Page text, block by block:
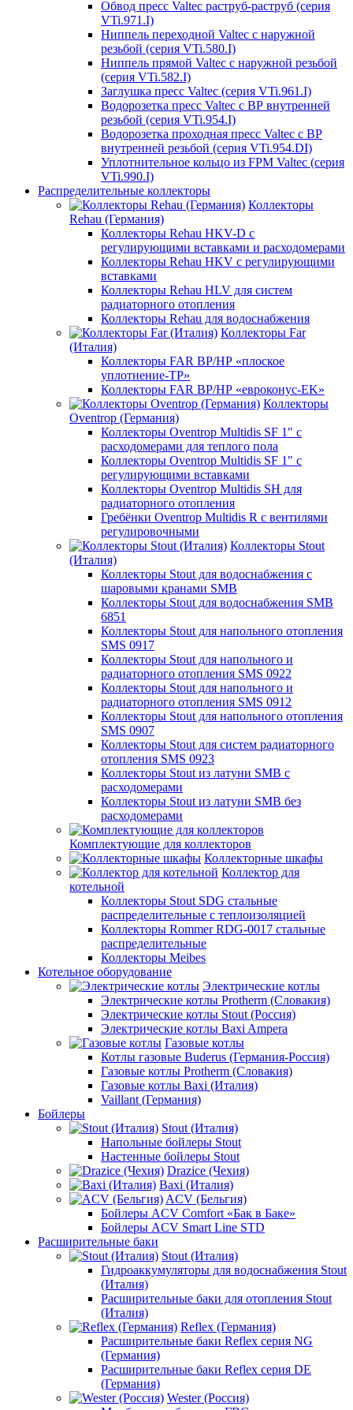
Обвод пресс Valtec раструб-раструб (серия
VTi.971.I)
Ниппель переходной Valtec с наружной
резьбой (серия VTi.580.I)
Ниппель прямой Valtec с наружной резьбой
(серия VTi.582.I)
Заглушка пресс Valtec (серия VTi.961.I)
Водорозетка пресс Valtec с ВР внутренней
резьбой (серия VTi.954.I)
Водорозетка проходная пресс Valtec с ВР
внутренней резьбой (серия VTi.954.DI)
Уплотнительное кольцо из FPM Valtec (серия
VTi.990.I)
Распределительные коллекторы
Коллекторы
Rehau (Германия)
Коллекторы Rehau HKV-D с
регулирующими вставками и расходомерами
Коллекторы Rehau HKV с регулирующими
вставками
Коллекторы Rehau HLV для систем
радиаторного отопления
Коллекторы Rehau для водоснабжения
Коллекторы Far
(Италия)
Коллекторы FAR ВР/НР «плоское
уплотнение-TP»
Коллекторы FAR ВР/НР «евроконус-EK»
Коллекторы
Oventrop (Германия)
Коллекторы Oventrop Multidis SF 1" с
расходомерами для теплого пола
Коллекторы Oventrop Multidis SF 1" с
регулирующими вставками
Коллекторы Oventrop Multidis SH для
радиаторного отопления
Гребёнки Oventrop Multidis R с вентилями
регулировочными
Коллекторы Stout
(Италия)
Коллекторы Stout для водоснабжения с
шаровыми кранами SMB
Коллекторы Stout для водоснабжения SMB
6851
Коллекторы Stout для напольного отопления
SMS 0917
Коллекторы Stout для напольного и
радиаторного отопления SMS 0922
Коллекторы Stout для напольного и
радиаторного отопления SMS 0912
Коллекторы Stout для напольного отопления
SMS 0907
Коллекторы Stout для систем радиаторного
отопления SMS 0923
Коллекторы Stout из латуни SMB с
расходомерами
Коллекторы Stout из латуни SMB без
расходомерами
Комплектующие для коллекторов
Коллекторные шкафы
Коллектор для
котельной
Коллекторы Stout SDG стальные
распределительные с теплоизоляцией
Коллекторы Rommer RDG-0017 стальные
распределительные
Коллекторы Meibes
Котельное оборудование
Электрические котлы
Электрические котлы Protherm (Словакия)
Электрические котлы Stout (Россия)
Электрические котлы Baxi Ampera
Газовые котлы
Котлы газовые Buderus (Германия-Россия)
Газовые котлы Protherm (Словакия)
Газовые котлы Baxi (Италия)
Vaillant (Германия)
Бойлеры
Stout (Италия)
Напольные бойлеры Stout
Настенные бойлеры Stout
Drazice (Чехия)
Baxi (Италия)
ACV (Бельгия)
Бойлеры ACV Comfort «Бак в Баке»
Бойлеры ACV Smart Line STD
Расширительные баки
Stout (Италия)
Гидроаккумуляторы для водоснабжения Stout
(Италия)
Расширительные баки для отопления Stout
(Италия)
Reflex (Германия)
Расширительные баки Reflex серия NG
(Германия)
Расширительные баки Reflex серия DE
(Германия)
Wester (Россия)